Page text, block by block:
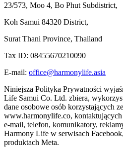
23/573, Moo 4, Bo Phut Subdistrict,
Koh Samui 84320 District,
Surat Thani Province, Thailand
Tax ID: 08455670210090
E-mail: office@harmonylife.asia
Niniejsza Polityka Prywatności
Life Samui Co. Ltd. zbiera,
dane osobowe osób korzystających
www.harmonylife.co,
e-mail, telefon, komunikatory,
Harmony Life w serwisach
produktach Meta.